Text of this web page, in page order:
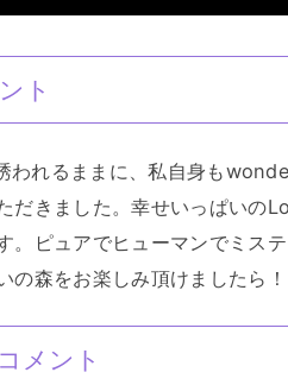
ト
われるままに、私自身も
だきました。幸せいっぱいの
。ピュアでヒューマンでミス
の森をお楽しみ頂けましたら！
メント